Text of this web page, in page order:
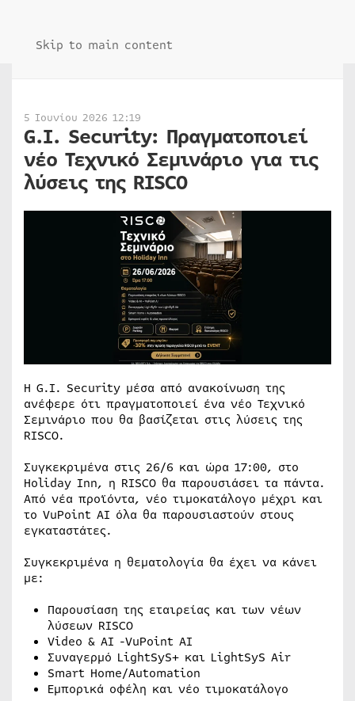
Skip to main content
5 Ιουνίου 2026 12:19
G.I. Security: Πραγματοποιεί
νέο Τεχνικό Σεμινάριο για τις
λύσεις της RISCO
Η G.I. Security μέσα από ανακοίνωση της
ανέφερε ότι πραγματοποιεί ένα νέο Τεχνικό
Σεμινάριο που θα βασίζεται στις λύσεις της
RISCO.
Συγκεκριμένα στις 26/6 και ώρα 17:00, στο
Holiday Inn, η RISCO θα παρουσιάσει τα πάντα.
Από νέα προϊόντα, νέο τιμοκατάλογο μέχρι και
το VuPoint AI όλα θα παρουσιαστούν στους
εγκαταστάτες.
Συγκεκριμένα η θεματολογία θα έχει να κάνει
με:
Παρουσίαση της εταιρείας και των νέων
λύσεων RISCO
Video & AI -VuPoint AI
Συναγερμό LightSyS+ και LightSyS Air
Smart Home/Automation
Εμπορικά οφέλη και νέο τιμοκατάλογο